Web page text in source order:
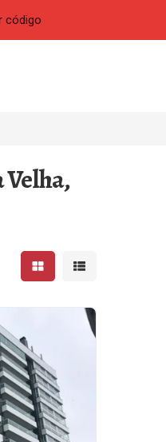
Velha,
Mostrar resultados em
Mostrar